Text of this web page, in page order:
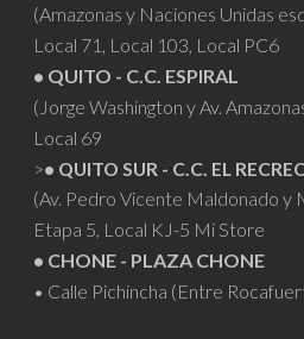
(Amazonas y Naciones Unidas
Local 71, Local 103, Local PC6
• QUITO - C.C. ESPIRAL
(Jorge Washington y Av.
Local 69
>• QUITO SUR - C.C. EL
(Av. Pedro Vicente Maldonado y
Etapa 5, Local KJ-5 Mi Store
• CHONE - PLAZA CHONE
• Calle Pichincha (Entre